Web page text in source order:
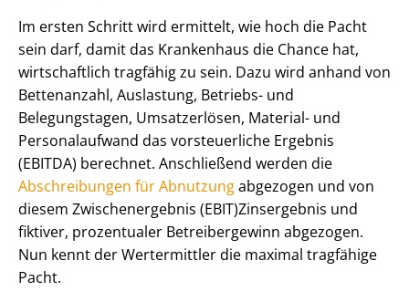
Im ersten Schritt wird ermittelt, wie hoch die Pacht
sein darf, damit das Krankenhaus die Chance hat,
wirtschaftlich tragfähig zu sein. Dazu wird anhand von
Bettenanzahl, Auslastung, Betriebs- und
Belegungstagen, Umsatzerlösen, Material- und
Personalaufwand das vorsteuerliche Ergebnis
(EBITDA) berechnet. Anschließend werden die
Abschreibungen für Abnutzungabgezogen und von
diesem Zwi­schen­er­geb­nis (EBIT)Zinsergebnis und
fiktiver, prozentualer Betreibergewinn abgezogen.
Nun kennt der Wertermittler die maximal tragfähige
Pacht.